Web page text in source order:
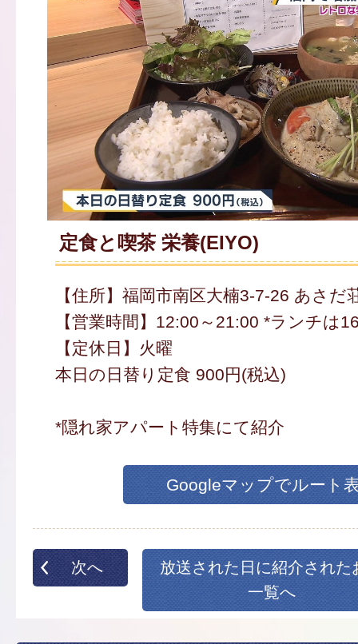
定食と喫茶 栄養(EIYO)
【住所】福岡市南区大楠3-7-26 あさだ
【営業時間】12:00～21:00 *ランチは
【定休日】火曜
本日の日替り定食 900円(税込)
*隠れ家アパート特集にて紹介
Googleマップでルート
次へ
放送された日に紹介された
一覧へ